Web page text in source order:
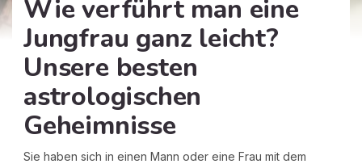
Wie verführt man eine
Jungfrau ganz leicht?
Unsere besten
astrologischen
Geheimnisse
Sie haben sich in einen Mann oder eine Frau mit dem